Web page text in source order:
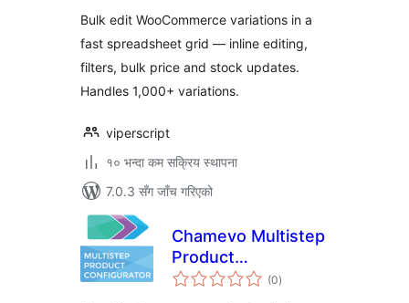
Bulk edit WooCommerce variations in a
fast spreadsheet grid — inline editing,
filters, bulk price and stock updates.
Handles 1,000+ variations.
viperscript
१० भन्दा कम सक्रिय स्थापना
7.0.3 सँग जाँच गरिएको
Chamevo Multistep
Product
Configurator(0कुल
रेटिङ्गहरू
)